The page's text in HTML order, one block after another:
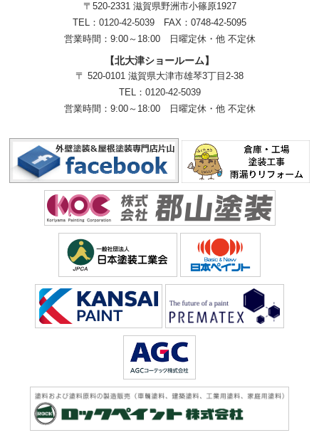
〒520-2331 滋賀県野洲市小篠原1927
TEL： 0120-42-5039 FAX：0748-42-5095
営業時間：9:00～18:00
日曜定休・他 不定休
【北大津ショールーム】
〒 520-0101 滋賀県大津市雄琴3丁目2-38
TEL： 0120-42-5039
営業時間：9:00～18:00
日曜定休・他 不定休